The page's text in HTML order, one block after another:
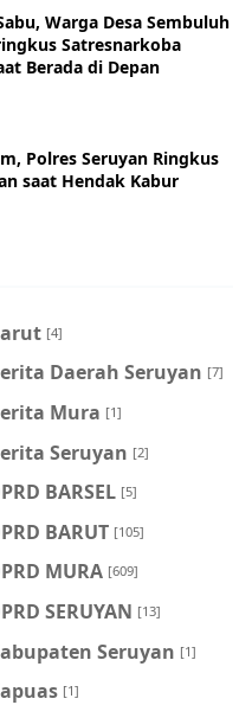
Warga Desa Sembuluh
Satresnarkoba
Berada di Depan
Polres Seruyan Ringkus
saat Hendak Kabur
[4]
Daerah Seruyan [7]
Mura [1]
Seruyan [2]
BARSEL [5]
BARUT [105]
MURA [609]
SERUYAN [13]
Seruyan [1]
[1]